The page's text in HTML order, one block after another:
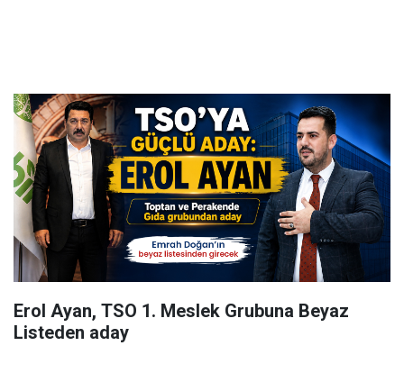
Erol Ayan, TSO 1. Meslek Grubuna Beyaz
Listeden aday